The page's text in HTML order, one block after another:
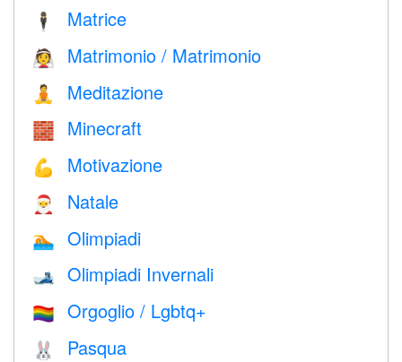
🕴️ Matrice
👰 Matrimonio / Matrimonio
🧘 Meditazione
🧱 Minecraft
💪 Motivazione
🎅 Natale
🏊 Olimpiadi
🎿 Olimpiadi Invernali
🏳️‍🌈 Orgoglio / Lgbtq+
🐰 Pasqua